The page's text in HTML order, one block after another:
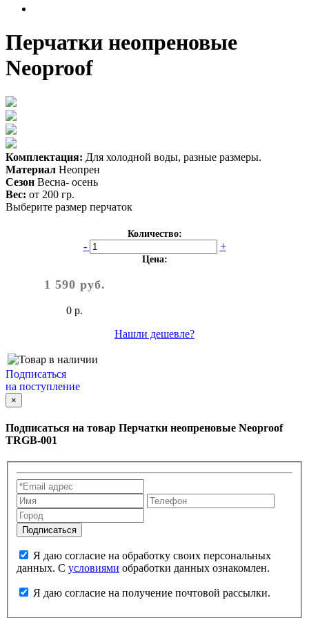
Перчатки неопреновые
Neoproof
Комплектация: Для холодной воды, разные размеры.
Материал Неопрен
Сезон Весна- осень
Вес: от 200 гр.
Выберите размер перчаток
Количество:
- +
Цена:
1 590 руб.
0 р.
Нашли дешевле?
Подписаться
на поступление
×
Подписаться на товар Перчатки неопреновые Neoproof
TRGB-001
данных. С условиями обработки данных ознакомлен.
Я даю согласие на получение почтовой рассылки.